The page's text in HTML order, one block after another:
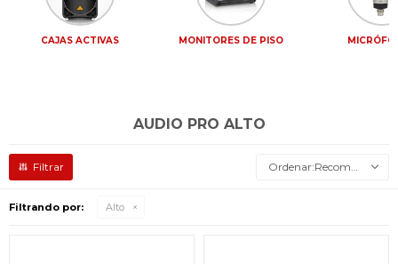
CAJAS ACTIVAS MONITORES DE PISO
AUDIO PRO ALTO
Recomendados
Filtrando por: Alto